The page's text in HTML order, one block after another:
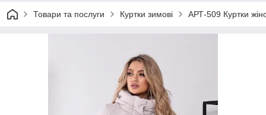
Товари та послуги Куртки зимові АРТ-509 Куртки